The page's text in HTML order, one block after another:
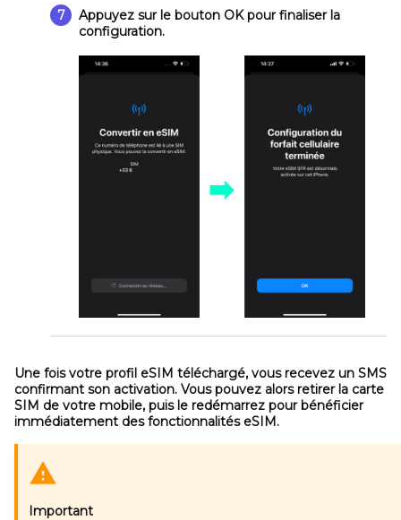
7 Appuyez sur le bouton OKpour finaliser la
configuration.
Une fois votre profil eSIM téléchargé, vous recevez un SMS
confirmant son activation. Vous pouvez alors retirer la carte
SIM de votre mobile, puis le redémarrez pour bénéficier
immédiatement des fonctionnalités eSIM.
Important